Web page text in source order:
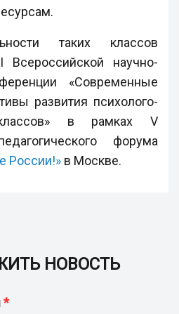
таких классов
научно-
«Современные
развития психолого-
классов» в рамках V
форума
России!» в Москве.
НОВОСТЬ
*